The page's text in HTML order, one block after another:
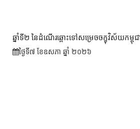
ឆ្នាំទី២ នៃដំណើរឆ្ពោះទៅសម្រេច​ចក្ខុវិស័យ​កម្ពុជ
ថ្ងៃទី៧ ខែ​ឧសភា ឆ្នាំ ២០២៦